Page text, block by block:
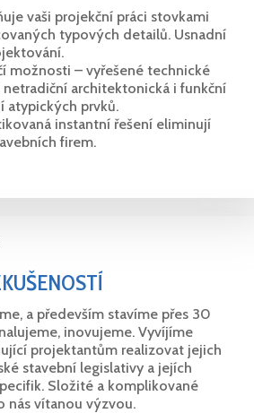
vaši projekční práci stovkami
typových detailů. Usnadní
možnosti – vyřešené technické
architektonická i funkční
atypických prvků.
instantní řešení eliminují
firem.
a především stavíme přes 30
inovujeme. Vyvíjíme
projektantům realizovat jejich
stavební legislativy a jejích
Složité a komplikované
nás vítanou výzvou.